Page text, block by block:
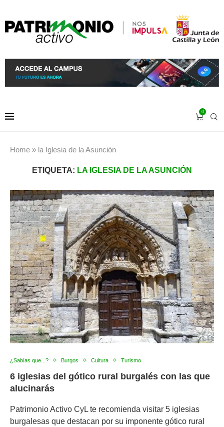
0
Home » la Iglesia de la Asunción
ETIQUETA: LA IGLESIA DE LA ASUNCIÓN
¿Sabías que...? Burgos Cultura Turismo
6 iglesias del gótico rural burgalés con las que
alucinarás
Patrimonio Activo CyL te recomienda visitar 5 iglesias
burgalesas que destacan por su imponente gótico rural